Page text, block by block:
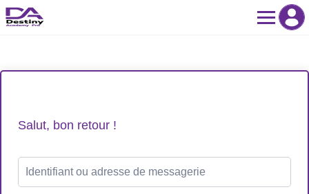
Skip
to
Salut, bon retour !